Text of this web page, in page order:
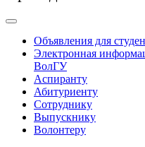
Объявления для
Электронная
ВолГУ
Аспиранту
Абитуриенту
Сотруднику
Выпускнику
Волонтеру